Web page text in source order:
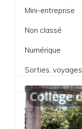
Mini-entreprise
Non classé
Numérique
Sorties, voyages